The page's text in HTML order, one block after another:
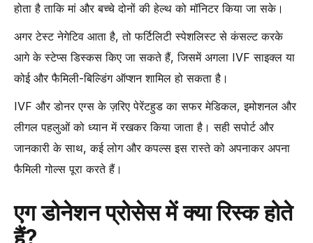
होता है ताकि मां और बच्चे दोनों की हेल्थ को मॉनिटर किया जा सके।
अगर टेस्ट नेगेटिव आता है, तो फर्टिलिटी स्पेशलिस्ट से कंसल्ट करके
आगे के स्टेप्स डिस्कस किए जा सकते हैं, जिसमें अगला IVF साइक्ल या
कोई और फैमिली-बिल्डिंग ऑप्शन शामिल हो सकता है।
IVF और डोनर एग्स के ज़रिए पेरेंटहुड का सफर मेडिकल, इमोशनल और
लीगल पहलुओं को ध्यान में रखकर किया जाता है। सही सपोर्ट और
जानकारी के साथ, कई लोग और कपल्स इस रास्ते को अपनाकर अपना
फैमिली गोल्स पूरा करते हैं।
एग डोनेशन प्रोसेस में क्या रिस्क होते